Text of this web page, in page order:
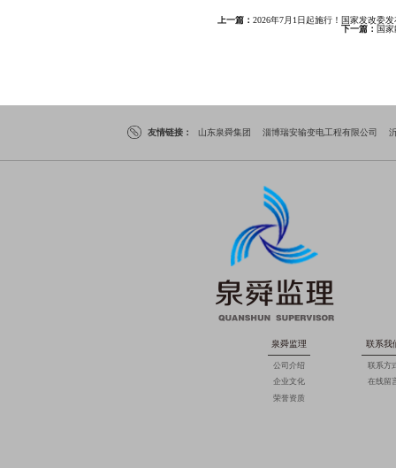
上一篇： 2026年7月1日起施行！国家发改委发布《电力重
下一篇： 国
友情链接： 山东泉舜集团 淄博瑞安输变电工程有限公司
泉舜监理
公司介绍
企业文化
荣誉资质
联系我
联系方
在线留